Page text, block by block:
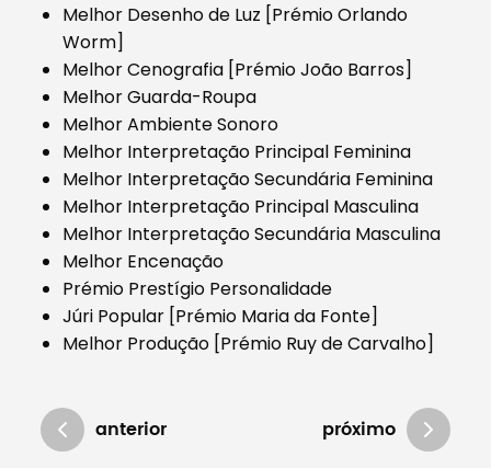
Melhor Desenho de Luz [Prémio Orlando
Worm]
Melhor Cenografia [Prémio João Barros]
Melhor Guarda-Roupa
Melhor Ambiente Sonoro
Melhor Interpretação Principal Feminina
Melhor Interpretação Secundária Feminina
Melhor Interpretação Principal Masculina
Melhor Interpretação Secundária Masculina
Melhor Encenação
Prémio Prestígio Personalidade
Júri Popular [Prémio Maria da Fonte]
Melhor Produção [Prémio Ruy de Carvalho]
anterior próximo